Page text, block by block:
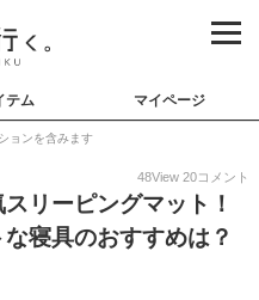
テム マイページ
ョンを含みます
48View 20コメント
リーピングマット！
寝具のおすすめは？